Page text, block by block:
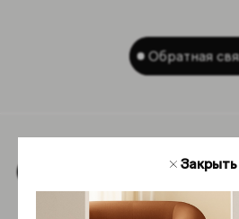
Обратная
Закрыть